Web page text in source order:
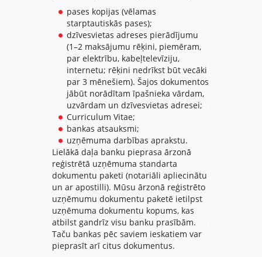
pases kopijas (vēlamas
starptautiskās pases);
dzīvesvietas adreses pierādījumu
(1–2 maksājumu rēķini, piemēram,
par elektrību, kabeļtelevīziju,
internetu; rēķini nedrīkst būt vecāki
par 3 mēnešiem). Šajos dokumentos
jābūt norādītam īpašnieka vārdam,
uzvārdam un dzīvesvietas adresei;
Curriculum Vitae;
bankas atsauksmi;
uzņēmuma darbības aprakstu.
Lielākā daļa banku pieprasa ārzonā
reģistrētā uzņēmuma standarta
dokumentu paketi (notariāli apliecinātu
un ar apostilli). Mūsu ārzonā reģistrēto
uzņēmumu dokumentu paketē ietilpst
uzņēmuma dokumentu kopums, kas
atbilst gandrīz visu banku prasībām.
Taču bankas pēc saviem ieskatiem var
pieprasīt arī citus dokumentus.